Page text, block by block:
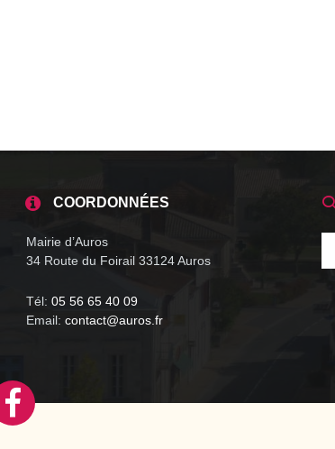
COORDONNÉES
Mairie d’Auros
34 Route du Foirail 33124 Auros
Tél: 05 56 65 40 09
Email: contact@auros.fr